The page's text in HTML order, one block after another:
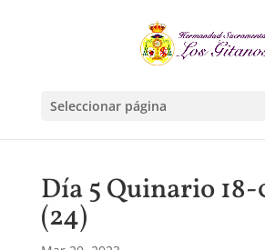
Seleccionar página
Día 5 Quinario
(24)